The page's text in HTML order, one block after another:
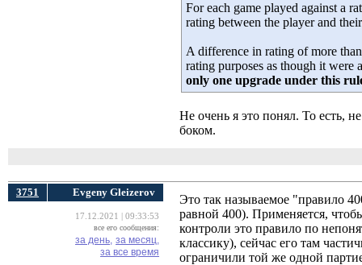
For each game played against a
rating between the player and
A difference in rating of more
rating purposes as though it
only one upgrade under this
Не очень я это понял. То есть,
боком.
3751 Evgeny Gleizerov
17.12.2021 | 09:33:53
все его сообщения:
за день, за месяц,
за все время
Это так называемое "правило
равной 400). Применяется,
контроли это правило по
классику), сейчас его там
ограничили той же одной